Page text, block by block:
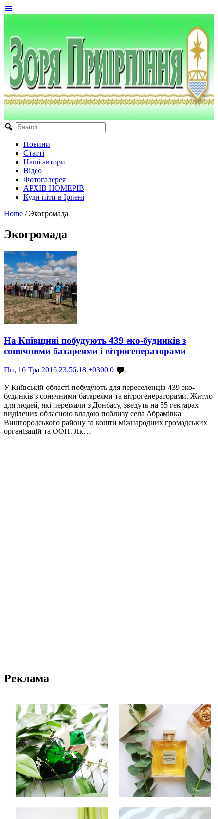
Новини
Статті
Наші автори
Відео
Фотогалерея
АРХІВ НОМЕРІВ
Куди піти в Ірпені
Home / Экогромада
Экогромада
На Київщині побудують 439 еко-будинків з
сонячними батареями і вітрогенераторами
Пн, 16 Тра 2016 23:56:18 +0300 0
У Київській області побудують для переселенців 439 еко-
будинків з сонячними батареями та вітрогенераторами. Житло
для людей, які переїхали з Донбасу, зведуть на 55 гектарах
виділених обласною владою поблизу села Абрамівка
Вишгородського району за кошти міжнародних громадських
організацій та ООН. Як…
Реклама